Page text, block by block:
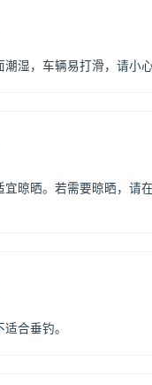
湿，车辆易打滑，请小心
宜晾晒。若需要晾晒，请
合垂钓。